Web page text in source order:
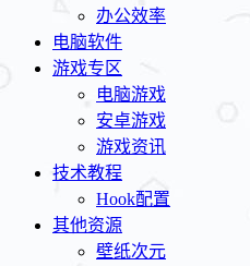
办公效率
电脑软件
游戏专区
电脑游戏
安卓游戏
游戏资讯
技术教程
Hook配置
其他资源
壁纸次元